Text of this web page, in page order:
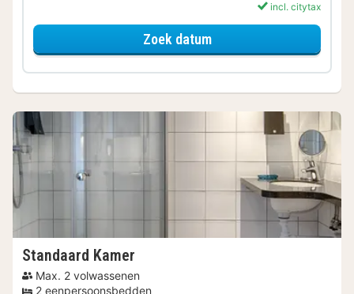
incl. citytax
Zoek datumvoor Standaard Kamer
Standaard Kamer
Max. 2 volwassenen
2 eenpersoonsbedden